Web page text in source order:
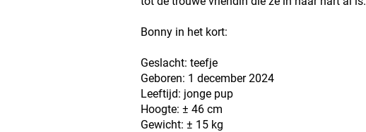
Bonny in het kort:
Geslacht: teefje
Geboren: 1 december 2024
Leeftijd: jonge pup
Hoogte: ± 46 cm
Gewicht: ± 15 kg